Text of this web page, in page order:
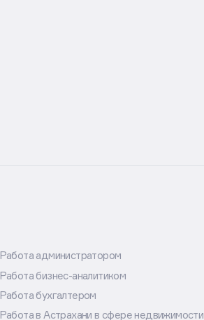
Работа администратором
Работа бизнес-аналитиком
Работа бухгалтером
Работа в Астрахани в сфере недвижимости